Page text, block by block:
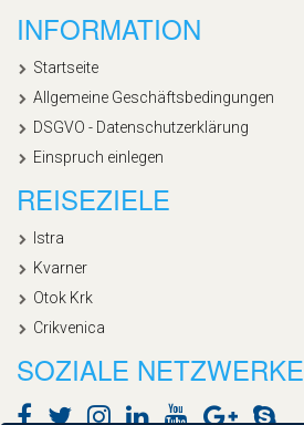
INFORMATION
Startseite
Allgemeine Geschäftsbedingungen
DSGVO - Datenschutzerklärung
Einspruch einlegen
REISEZIELE
Istra
Kvarner
Otok Krk
Crikvenica
SOZIALE NETZWERKE